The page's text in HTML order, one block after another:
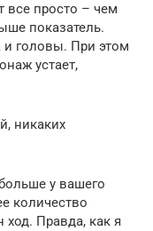
все просто – чем
показатель.
и головы. При этом
устает,
никаких
у вашего
количество
Правда, как я